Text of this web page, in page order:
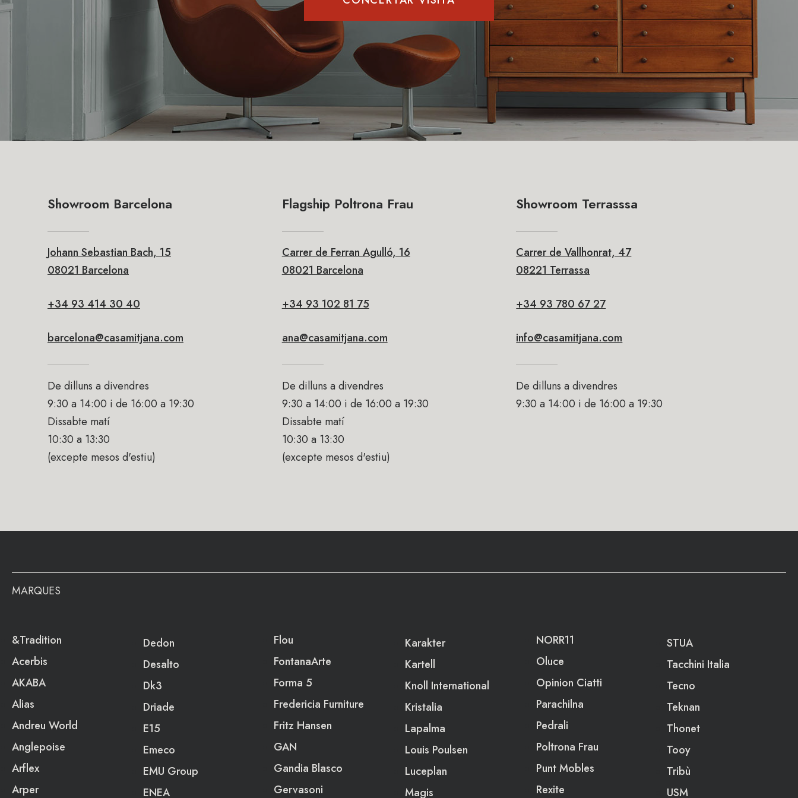
Showroom Barcelona
Johann Sebastian Bach, 15
08021 Barcelona
+34 93 414 30 40
barcelona@casamitjana.com
De dilluns a divendres
9:30 a 14:00 i de 16:00 a 19:30
Dissabte matí
10:30 a 13:30
(excepte mesos d'estiu)
Flagship Poltrona Frau
Carrer de Ferran Agulló, 16
08021 Barcelona
+34 93 102 81 75
ana@casamitjana.com
De dilluns a divendres
9:30 a 14:00 i de 16:00 a 19:30
Dissabte matí
10:30 a 13:30
(excepte mesos d'estiu)
Showroom Terrasssa
Carrer de Vallhonrat, 47
08221 Terrassa
+34 93 780 67 27
info@casamitjana.com
De dilluns a divendres
9:30 a 14:00 i de 16:00 a 19:30
MARQUES
&Tradition
Acerbis
AKABA
Alias
Andreu World
Anglepoise
Arflex
Arper
Dedon
Desalto
Dk3
Driade
E15
Emeco
EMU Group
ENEA
Flou
FontanaArte
Forma 5
Fredericia Furniture
Fritz Hansen
GAN
Gandia Blasco
Gervasoni
Karakter
Kartell
Knoll International
Kristalia
Lapalma
Louis Poulsen
Luceplan
Magis
NORR11
Oluce
Opinion Ciatti
Parachilna
Pedrali
Poltrona Frau
Punt Mobles
Rexite
STUA
Tacchini Italia
Tecno
Teknan
Thonet
Tooy
Tribù
USM